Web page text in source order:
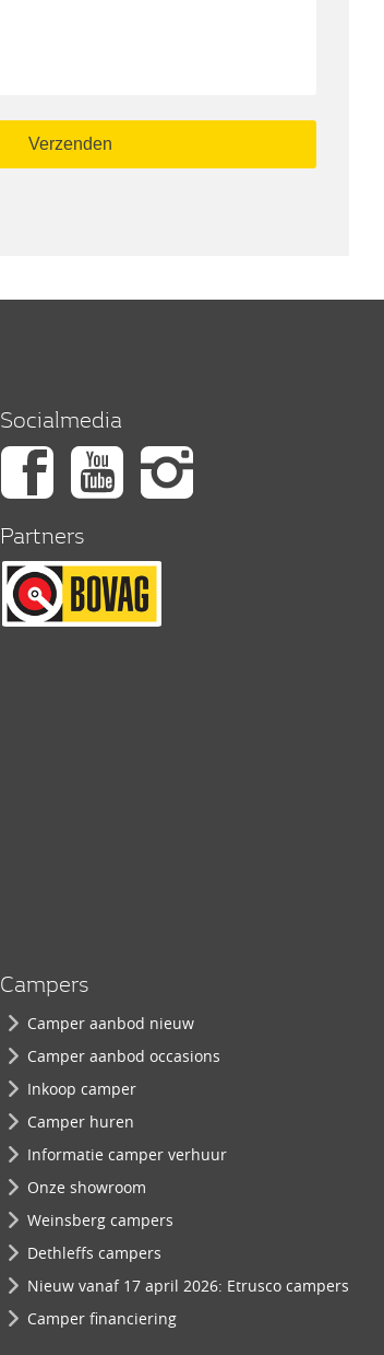
Socialmedia
Partners
Campers
Camper aanbod nieuw
Camper aanbod occasions
Inkoop camper
Camper huren
Informatie camper verhuur
Onze showroom
Weinsberg campers
Dethleffs campers
Nieuw vanaf 17 april 2026: Etrusco campers
Camper financiering